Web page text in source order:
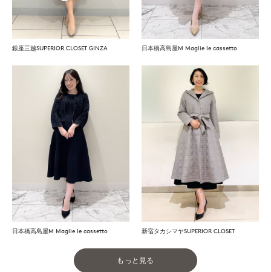
銀座三越SUPERIOR CLOSET GINZA 日本橋高島屋M Maglie le cassetto
日本橋高島屋M Maglie le cassetto 新宿タカシマヤSUPERIOR CLOSET
もっと見る